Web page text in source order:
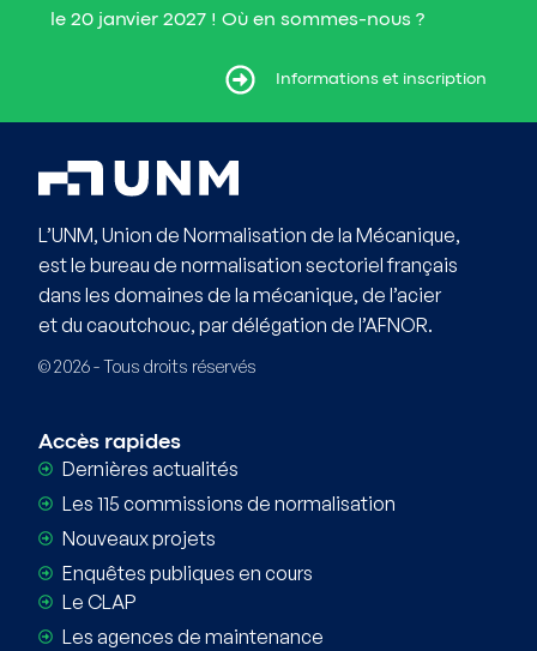
le 20 janvier 2027 ! Où en sommes-nous ?
Informations et inscription
L’UNM, Union de Normalisation de la Mécanique,
est le bureau de normalisation sectoriel français
dans les domaines de la mécanique, de l’acier
et du caoutchouc, par délégation de l’AFNOR.
© 2026 - Tous droits réservés
Accès rapides
Dernières actualités
Les 115 commissions de normalisation
Nouveaux projets
Enquêtes publiques en cours
Le CLAP
Les agences de maintenance